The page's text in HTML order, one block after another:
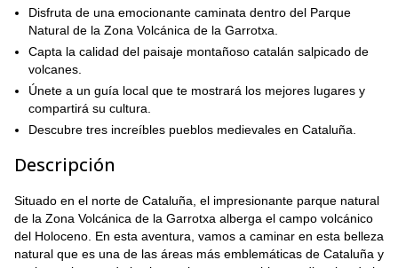
Disfruta de una emocionante caminata dentro del Parque
Natural de la Zona Volcánica de la Garrotxa.
Capta la calidad del paisaje montañoso catalán salpicado de
volcanes.
Únete a un guía local que te mostrará los mejores lugares y
compartirá su cultura.
Descubre tres increíbles pueblos medievales en Cataluña.
Descripción
Situado en el norte de Cataluña, el impresionante parque natural
de la Zona Volcánica de la Garrotxa alberga el campo volcánico
del Holoceno. En esta aventura, vamos a caminar en esta belleza
natural que es una de las áreas más emblemáticas de Cataluña y